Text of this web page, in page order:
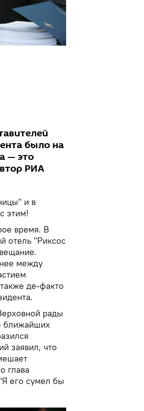
было на
— это
РИА
и в
этим!
время. В
отель "Риксос
между
де-факто
рады
ближайших
заявил, что
глава
его сумел бы